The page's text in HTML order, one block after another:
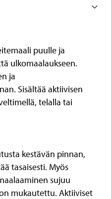
puulle ja
ulkomaalaukseen.
ja
Sisältää aktiivisen
telalla tai
kestävän pinnan,
tasaisesti. Myös
sujuu
mukautettu. Aktiiviset